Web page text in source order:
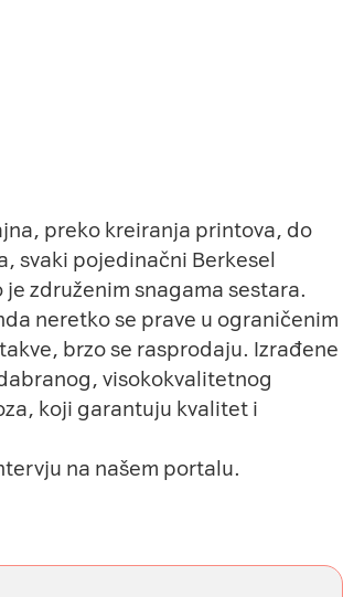
preko kreiranja printova, do
svaki pojedinačni Berkesel
združenim snagama sestara.
neretko se prave u ograničenim
brzo se rasprodaju. Izrađene
visokokvalitetnog
koji garantuju kvalitet i
na našem portalu.